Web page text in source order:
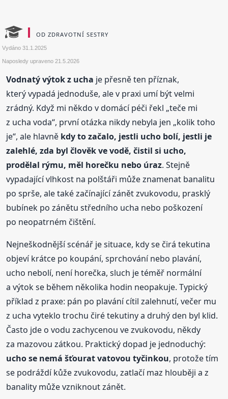
OD ZDRAVOTNÍ SESTRY
Vydáno31.1.2025
Naposledy upraveno21.5.2026
Vodnatý výtok z ucha je přesně ten příznak,
který vypadá jednoduše, ale v praxi umí být velmi
zrádný. Když mi někdo v domácí péči řekl „teče mi
z ucha voda“, první otázka nikdy nebyla jen „kolik toho
je“, ale hlavně kdy to začalo, jestli ucho bolí, jestli je
zalehlé, zda byl člověk ve vodě, čistil si ucho,
prodělal rýmu, měl horečku nebo úraz. Stejně
vypadající vlhkost na polštáři může znamenat banalitu
po sprše, ale také začínající zánět zvukovodu, prasklý
bubínek po zánětu středního ucha nebo poškození
po neopatrném čištění.
Nejneškodnější scénář je situace, kdy se čirá tekutina
objeví krátce po koupání, sprchování nebo plavání,
ucho nebolí, není horečka, sluch je téměř normální
a výtok se během několika hodin neopakuje. Typický
příklad z praxe: pán po plavání cítil zalehnutí, večer mu
z ucha vyteklo trochu čiré tekutiny a druhý den byl klid.
Často jde o vodu zachycenou ve zvukovodu, někdy
za mazovou zátkou. Praktický dopad je jednoduchý:
ucho se nemá šťourat vatovou tyčinkou, protože tím
se podráždí kůže zvukovodu, zatlačí maz hlouběji a z
banality může vzniknout zánět.